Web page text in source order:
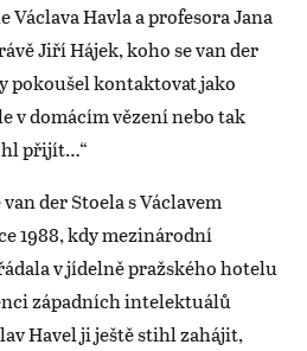
Václava Havla a profesora Jana
Jiří Hájek, koho se van der
pokoušel kontaktovat jako
v domácím vězení nebo tak
přijít…“
der Stoela s Václavem
1988, kdy mezinárodní
v jídelně pražského hotelu
západních intelektuálů
Havel ji ještě stihl zahájit,